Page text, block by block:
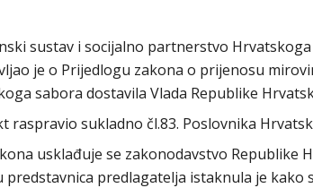
sustav i socijalno partnerstvo
je o Prijedlogu zakona o prijenosu
sabora dostavila Vlada Republike
raspravio sukladno čl.83. Poslovnika
usklađuje se zakonodavstvo Republike
predstavnica predlagatelja istaknula je